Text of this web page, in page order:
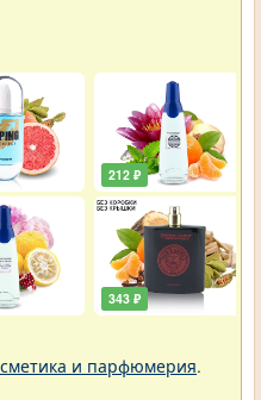
212 ₽
343 ₽
и парфюмерия.